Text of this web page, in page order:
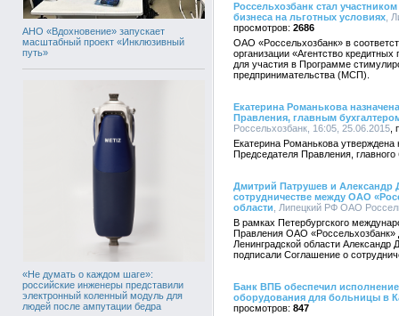
АНО «Вдохновение» запускает
масштабный проект «Инклюзивный
путь»
«Не думать о каждом шаге»:
российские инженеры представили
электронный коленный модуль для
людей после ампутации бедра
Россельхозбанк стал
бизнеса на льготных условиях ,
2686
ОАО «Россельхозбанк» в
организации «Агентство
для участия в Программе
предпринимательства (МСП).
Екатерина Романькова
Правления, главным
Россельхозбанк, 16:05, 25.06.2015
Екатерина Романькова
Председателя Правления,
Дмитрий Патрушев и Александр
сотрудничестве между ОАО
области , Липецкий РФ ОАО
В рамках Петербургского
Правления ОАО «Россельхозбанк»
Ленинградской области Александр
подписали Соглашение о
Банк ВПБ обеспечил исполнение
оборудования для больницы в
847